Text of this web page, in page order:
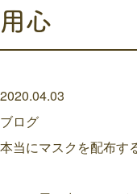
用心
2020.04.03
ブログ
本当にマスクを配布す